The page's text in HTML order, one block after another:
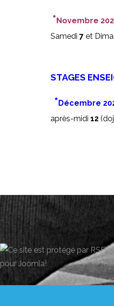
*Novembre
Samedi 7 et
STAGES
*Décembre
après-midi 12